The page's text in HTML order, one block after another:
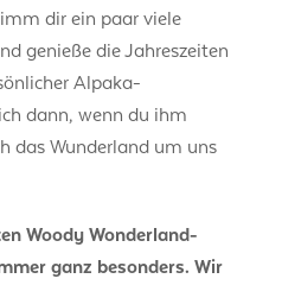
dir ein paar viele
genieße die Jahreszeiten
Alpaka-
dann, wenn du ihm
das Wunderland um uns
Woody Wonderland-
ganz besonders. Wir